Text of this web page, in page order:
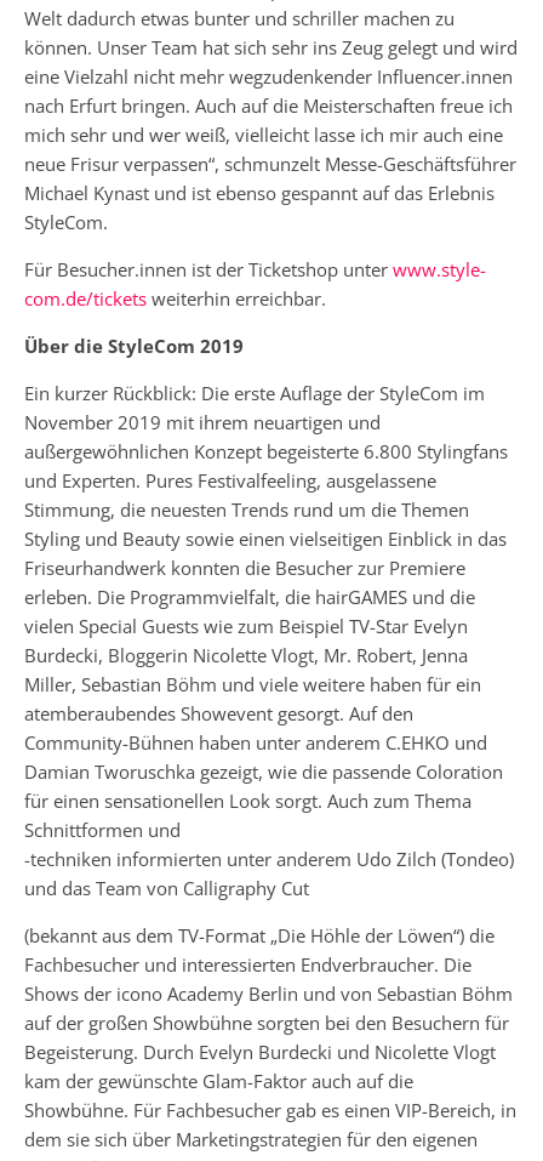
Welt dadurch etwas bunter und schriller machen zu
können. Unser Team hat sich sehr ins Zeug gelegt und wird
eine Vielzahl nicht mehr wegzudenkender Influencer.innen
nach Erfurt bringen. Auch auf die Meisterschaften freue ich
mich sehr und wer weiß, vielleicht lasse ich mir auch eine
neue Frisur verpassen“, schmunzelt Messe-Geschäftsführer
Michael Kynast und ist ebenso gespannt auf das Erlebnis
StyleCom.
Für Besucher.innen ist der Ticketshop unter www.style-
com.de/tickets weiterhin erreichbar.
Über die StyleCom 2019
Ein kurzer Rückblick: Die erste Auflage der StyleCom im
November 2019 mit ihrem neuartigen und
außergewöhnlichen Konzept begeisterte 6.800 Stylingfans
und Experten. Pures Festivalfeeling, ausgelassene
Stimmung, die neuesten Trends rund um die Themen
Styling und Beauty sowie einen vielseitigen Einblick in das
Friseurhandwerk konnten die Besucher zur Premiere
erleben. Die Programmvielfalt, die hairGAMES und die
vielen Special Guests wie zum Beispiel TV-Star Evelyn
Burdecki, Bloggerin Nicolette Vlogt, Mr. Robert, Jenna
Miller, Sebastian Böhm und viele weitere haben für ein
atemberaubendes Showevent gesorgt. Auf den
Community-Bühnen haben unter anderem C.EHKO und
Damian Tworuschka gezeigt, wie die passende Coloration
für einen sensationellen Look sorgt. Auch zum Thema
Schnittformen und
-techniken informierten unter anderem Udo Zilch (Tondeo)
und das Team von Calligraphy Cut
(bekannt aus dem TV-Format „Die Höhle der Löwen“) die
Fachbesucher und interessierten Endverbraucher. Die
Shows der icono Academy Berlin und von Sebastian Böhm
auf der großen Showbühne sorgten bei den Besuchern für
Begeisterung. Durch Evelyn Burdecki und Nicolette Vlogt
kam der gewünschte Glam-Faktor auch auf die
Showbühne. Für Fachbesucher gab es einen VIP-Bereich, in
dem sie sich über Marketingstrategien für den eigenen